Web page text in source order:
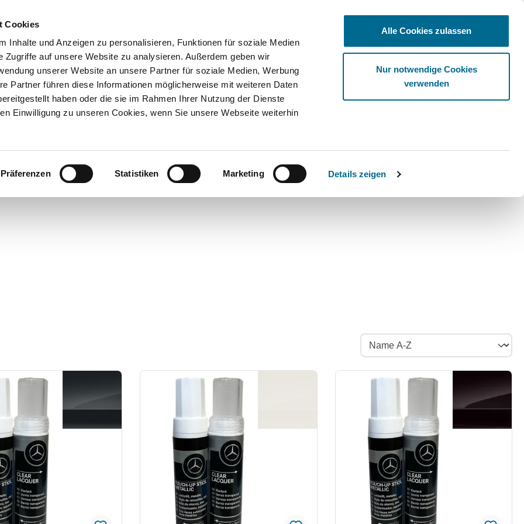
Cookies
Inhalte und Anzeigen zu personalisieren, Funktionen für soziale Medien
Zugriffe auf unsere Website zu analysieren. Außerdem geben wir
unserer Website an unsere Partner für soziale Medien, Werbung
Partner führen diese Informationen möglicherweise mit weiteren Daten
haben oder die sie im Rahmen Ihrer Nutzung der Dienste
Einwilligung zu unseren Cookies, wenn Sie unsere Webseite weiterhin
Präferenzen Statistiken Marketing Details zeigen
Alle Cookies zulassen
Nur notwendige Cookies
verwenden
Onlineshop
für Ihr Fahrzeug
Deshalb bieten wir Ihnen die Möglichkeit, den passenden Original Lack von Mercedes-Benz ganz einfach über Ihre FIN